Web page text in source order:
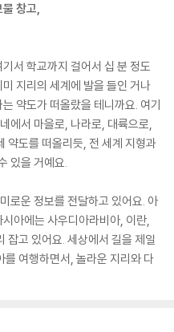
창고,
서 학교까지 걸어서 십 분 정도
지리의 세계에 발을 들인 거나
약도가 떠올랐을 테니까요. 여기
에서 마을로, 나라로, 대륙으로,
약도를 떠올리듯, 전 세계 지형과
있을 거예요.
로운 정보를 전달하고 있어요. 아
아에는 사우디아라비아, 이란,
잡고 있어요. 세상에서 길을 제일
를 여행하면서, 놀라운 지리와 다